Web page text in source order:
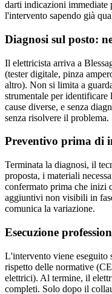
darti indicazioni immediate
l'intervento sapendo già
Diagnosi sul posto:
Il elettricista arriva a
(tester digitale, pinza
altro). Non si limita a
strumentale per identificare
cause diverse, e senza
senza risolvere il problema.
Preventivo prima di
Terminata la diagnosi, il
proposta, i materiali
confermato prima che inizi
aggiuntivi non visibili in
comunica la variazione.
Esecuzione
L'intervento viene eseguito
rispetto delle normative
elettrici). Al termine, il
completi. Solo dopo il